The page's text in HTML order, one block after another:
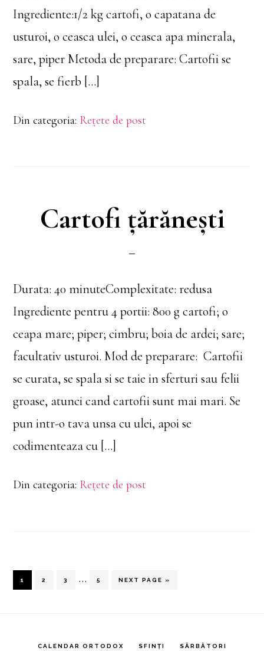
Ingrediente:1/2 kg cartofi, o capatana de
usturoi, o ceasca ulei, o ceasca apa minerala,
sare, piper Metoda de preparare: Cartofii se
spala, se fierb […]
Din categoria: Rețete de post
Cartofi țărănești
Durata: 40 minuteComplexitate: redusa
Ingrediente pentru 4 portii: 800 g cartofi; o
ceapa mare; piper; cimbru; boia de ardei; sare;
facultativ usturoi. Mod de preparare: Cartofii
se curata, se spala si se taie in sferturi sau felii
groase, atunci cand cartofii sunt mai mari. Se
pun intr-o tava unsa cu ulei, apoi se
codimenteaza cu […]
Din categoria: Rețete de post
PAGINĂ
1 PAGINĂ
2 PAGINĂ
3
Interim
… PAGINĂ
5
GO
NEXT PAGE »
CALENDAR ORTODOX SFINȚI SĂRBĂTORI